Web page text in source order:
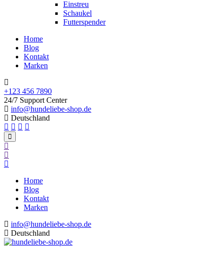
Einstreu
Schaukel
Futterspender
Home
Blog
Kontakt
Marken
+123 456 7890
24/7 Support Center
info@hundeliebe-shop.de
Deutschland
Home
Blog
Kontakt
Marken
info@hundeliebe-shop.de
Deutschland